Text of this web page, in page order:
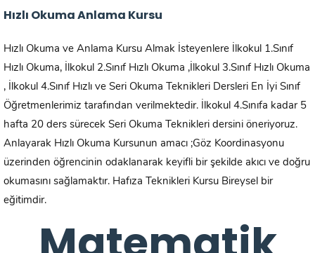
Hızlı Okuma Anlama Kursu
Hızlı Okuma ve Anlama Kursu Almak İsteyenlere İlkokul 1.Sınıf
Hızlı Okuma, İlkokul 2.Sınıf Hızlı Okuma ,İlkokul 3.Sınıf Hızlı Okuma
, İlkokul 4.Sınıf Hızlı ve Seri Okuma Teknikleri Dersleri En İyi Sınıf
Öğretmenlerimiz tarafından verilmektedir. İlkokul 4.Sınıfa kadar 5
hafta 20 ders sürecek Seri Okuma Teknikleri dersini öneriyoruz.
Anlayarak Hızlı Okuma Kursunun amacı ;Göz Koordinasyonu
üzerinden öğrencinin odaklanarak keyifli bir şekilde akıcı ve doğru
okumasını sağlamaktır. Hafıza Teknikleri Kursu Bireysel bir
eğitimdir.